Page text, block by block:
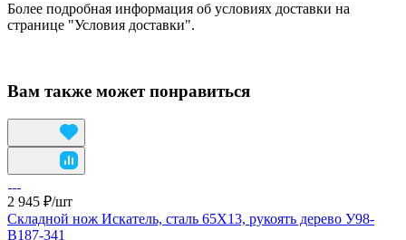
Более подробная информация об условиях доставки на
странице "Условия доставки".
Вам также может понравиться
2 945 ₽/шт
Складной нож Искатель, сталь 65Х13, рукоять дерево У98-
B187-341